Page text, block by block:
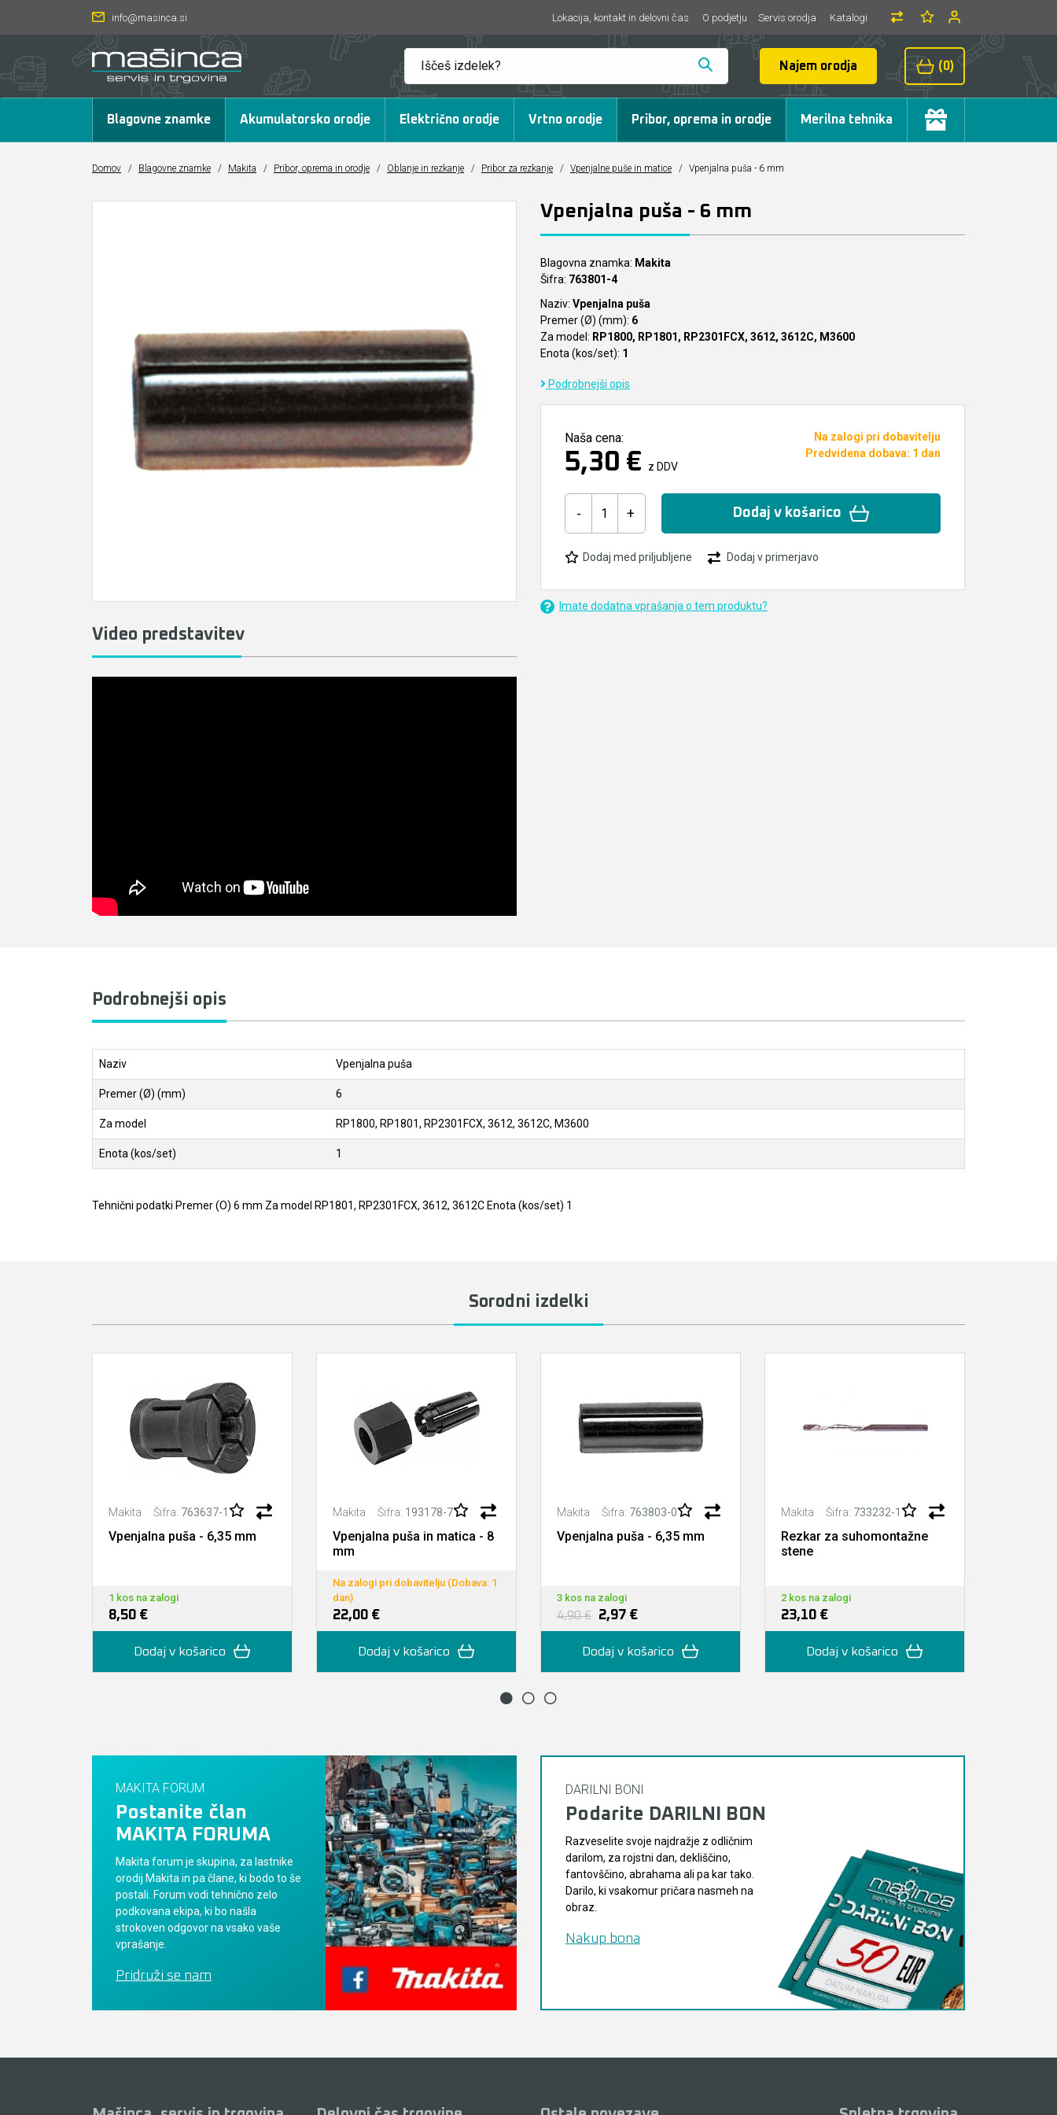
info@masinca.si Lokacija, kontakt in delovni čas O podjetju Servis orodja Katalogi
Najem orodja (0)
Blagovne znamke Akumulatorsko orodje Električno orodje Vrtno orodje Pribor, oprema in orodje Merilna tehnika
Domov / Blagovne znamke / Makita / Pribor, oprema in orodje / Oblanje in rezkanje / Pribor za rezkanje / Vpenjalne puše in matice / Vpenjalna puša - 6 mm
Video predstavitev
Vpenjalna puša - 6 mm
Blagovna znamka: Makita
Šifra: 763801-4
Naziv: Vpenjalna puša
Premer (Ø) (mm): 6
Za model: RP1800, RP1801, RP2301FCX, 3612, 3612C, M3600
Enota (kos/set): 1
Podrobnejši opis
Na zalogi pri dobavitelju
Predvidena dobava: 1 dan
Naša cena:
5,30 € z DDV
- + Dodaj v košarico
Dodaj med priljubljene Dodaj v primerjavo
Imate dodatna vprašanja o tem produktu?
Podrobnejši opis
Naziv Vpenjalna puša
Premer (Ø) (mm) 6
Za model RP1800, RP1801, RP2301FCX, 3612, 3612C, M3600
Enota (kos/set) 1
Tehnični podatki Premer (O) 6 mm Za model RP1801, RP2301FCX, 3612, 3612C Enota (kos/set) 1
Sorodni izdelki
Makita Šifra: 763637-1
Vpenjalna puša - 6,35 mm
1 kos na zalogi
8,50 €
Dodaj v košarico
Makita Šifra: 193178-7
Vpenjalna puša in matica - 8
mm
Na zalogi pri dobavitelju (Dobava: 1
dan)
22,00 €
Dodaj v košarico
Makita Šifra: 763803-0
Vpenjalna puša - 6,35 mm
3 kos na zalogi
4,90 € 2,97 €
Dodaj v košarico
Makita Šifra: 733232-1
Rezkar za suhomontažne
stene
2 kos na zalogi
23,10 €
Dodaj v košarico
MAKITA FORUM
Postanite član
MAKITA FORUMA
Makita forum je skupina, za lastnike
orodij Makita in pa člane, ki bodo to še
postali. Forum vodi tehnično zelo
podkovana ekipa, ki bo našla
strokoven odgovor na vsako vaše
vprašanje.
Pridruži se nam
DARILNI BONI
Podarite DARILNI BON
Razveselite svoje najdražje z odličnim
darilom, za rojstni dan, dekliščino,
fantovščino, abrahama ali pa kar tako.
Darilo, ki vsakomur pričara nasmeh na
obraz.
Nakup bona